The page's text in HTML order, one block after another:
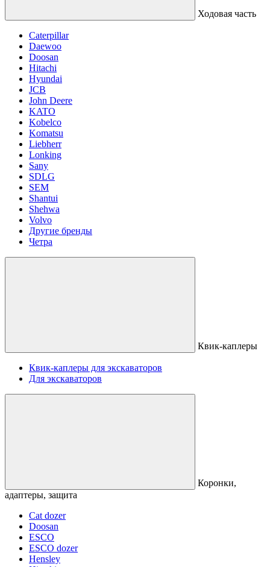
Ходовая часть
Caterpillar
Daewoo
Doosan
Hitachi
Hyundai
JCB
John Deere
KATO
Kobelco
Komatsu
Liebherr
Lonking
Sany
SDLG
SEM
Shantui
Shehwa
Volvo
Другие бренды
Четра
Квик-каплеры
Квик-каплеры для экскаваторов
Для экскаваторов
Коронки,
адаптеры, защита
Cat dozer
Doosan
ESCO
ESCO dozer
Hensley